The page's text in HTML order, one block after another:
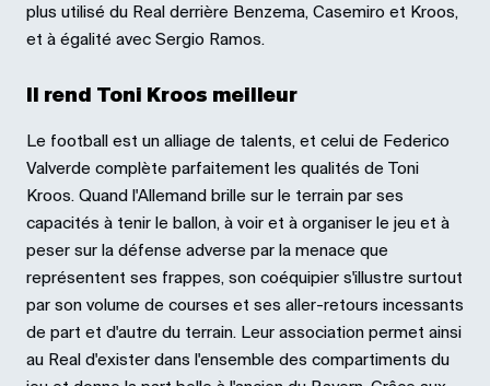
plus utilisé du Real derrière Benzema, Casemiro et Kroos,
et à égalité avec Sergio Ramos.
Il rend Toni Kroos meilleur
Le football est un alliage de talents, et celui de Federico
Valverde complète parfaitement les qualités de Toni
Kroos. Quand l'Allemand brille sur le terrain par ses
capacités à tenir le ballon, à voir et à organiser le jeu et à
peser sur la défense adverse par la menace que
représentent ses frappes, son coéquipier s'illustre surtout
par son volume de courses et ses aller-retours incessants
de part et d'autre du terrain. Leur association permet ainsi
au Real d'exister dans l'ensemble des compartiments du